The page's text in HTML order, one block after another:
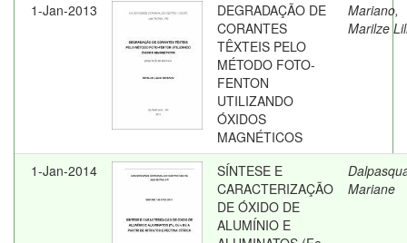
1-Jan-2013
DEGRADAÇÃO DE
CORANTES
TÊXTEIS PELO
MÉTODO FOTO-
FENTON
UTILIZANDO
ÓXIDOS
MAGNÉTICOS
Mariano,
Marilze
1-Jan-2014
SÍNTESE E
CARACTERIZAÇÃO
DE ÓXIDO DE
ALUMÍNIO E
Mariane